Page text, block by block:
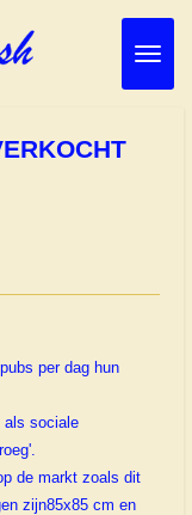
per dag hun
als sociale
de markt zoals dit
zijn85x85 cm en